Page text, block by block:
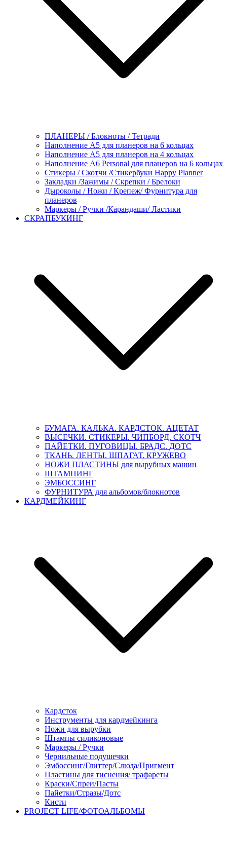
ПЛАНЕРЫ / Блокноты / Тетради
Наполнение А5 для планеров на 6 кольцах
Наполнение А5 для планеров на 4 кольцах
Наполнение А6 Personal для планеров на 6 кольцах
Стикеры / Скотчи /Стикербуки Happy Planner
Закладки /Зажимы / Скрепки / Брелоки
Дыроколы / Ножи / Крепеж/ Фурнитура для
планеров
Маркеры / Ручки /Карандаши/ Ластики
СКРАПБУКИНГ
БУМАГА. КАЛЬКА. КАРДСТОК. АЦЕТАТ
ВЫСЕЧКИ. СТИКЕРЫ. ЧИПБОРД. СКОТЧ
ПАЙЕТКИ. ПУГОВИЦЫ. БРАДС. ДОТС
ТКАНЬ. ЛЕНТЫ. ШПАГАТ. КРУЖЕВО
НОЖИ ПЛАСТИНЫ для вырубных машин
ШТАМПИНГ
ЭМБОССИНГ
ФУРНИТУРА для альбомов/блокнотов
КАРДМЕЙКИНГ
Кардсток
Инструменты для кардмейкинга
Ножи для вырубки
Штампы силиконовые
Маркеры / Ручки
Чернильные подушечки
Эмбоссинг/Глиттер/Слюда/Пригмент
Пластины для тиснения/ трафареты
Краски/Спреи/Пасты
Пайетки/Стразы/Дотс
Кисти
PROJECT LIFE/ФОТОАЛЬБОМЫ